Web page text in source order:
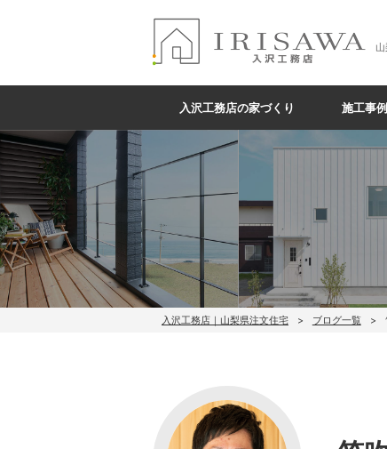
入沢工務店の家づくり 施工事例
入沢工務店｜山梨県注文住宅 ブログ一覧